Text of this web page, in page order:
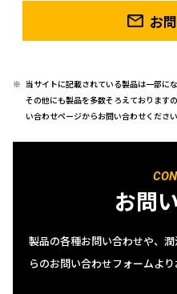
お
当サイトに記載されている製品は一部にな
その他にも製品を多数そろえております
い合わせページからお問い合わせください
お問
製品の各種お問い合わせや、
らのお問い合わせフォームよ